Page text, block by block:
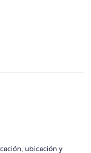
ubicación y